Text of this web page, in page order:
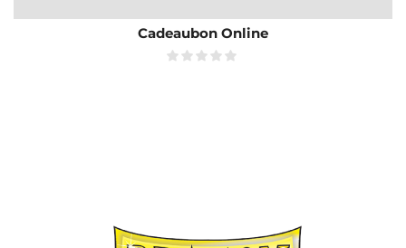
Cadeaubon Online